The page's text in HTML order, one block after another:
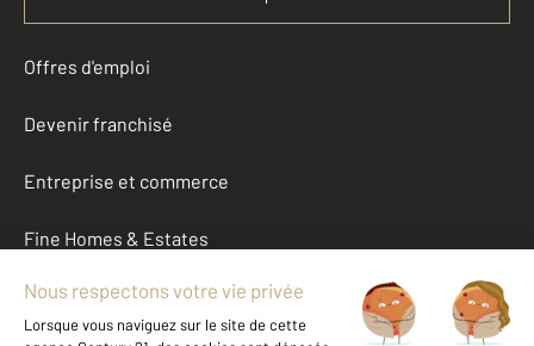
Offres d'emploi
Devenir franchisé
Entreprise et commerce
Fine Homes & Estates
À propos